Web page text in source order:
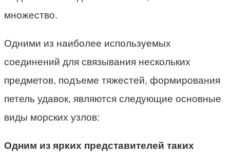
множество.
Одними из наиболее используемых
соединений для связывания нескольких
предметов, подъеме тяжестей, формирования
петель удавок, являются следующие основные
виды морских узлов:
Одним из ярких представителей таких